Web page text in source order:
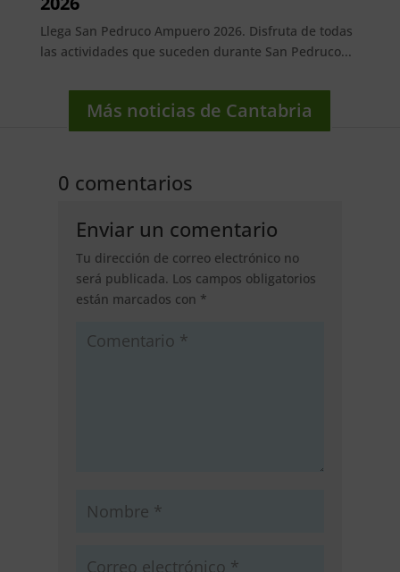
Llega San Pedruco Ampuero 2026. Disfruta de todas
las actividades que suceden durante San Pedruco...
Más noticias de Cantabria
0 comentarios
Enviar un comentario
Tu dirección de correo electrónico no
será publicada. Los campos obligatorios
están marcados con *